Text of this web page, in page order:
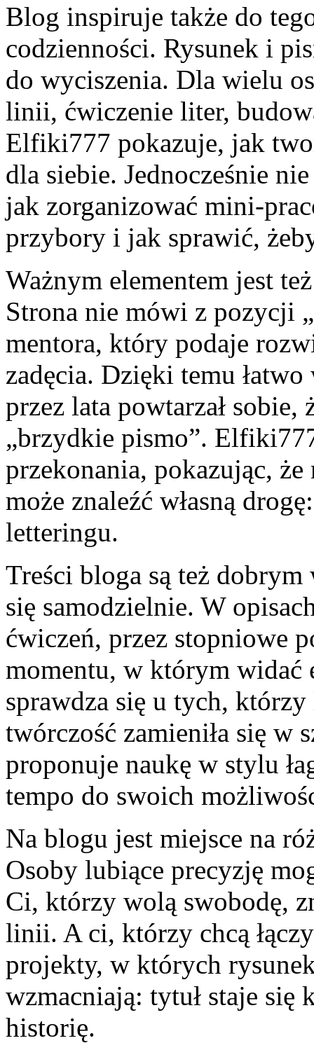
Blog inspiruje także do
codzienności. Rysunek i
do wyciszenia. Dla wielu
linii, ćwiczenie liter,
Elfiki777 pokazuje, jak
dla siebie. Jednocześnie
jak zorganizować mini-
przybory i jak sprawić,
Ważnym elementem jest
Strona nie mówi z pozycji
mentora, który podaje
zadęcia. Dzięki temu
przez lata powtarzał sobie,
„brzydkie pismo”.
przekonania, pokazując,
może znaleźć własną
letteringu.
Treści bloga są też
się samodzielnie. W
ćwiczeń, przez stopniowe
momentu, w którym widać
sprawdza się u tych,
twórczość zamieniła się
proponuje naukę w stylu
tempo do swoich
Na blogu jest miejsce na
Osoby lubiące precyzję
Ci, którzy wolą swobodę,
linii. A ci, którzy chcą
projekty, w których
wzmacniają: tytuł staje się
historię.